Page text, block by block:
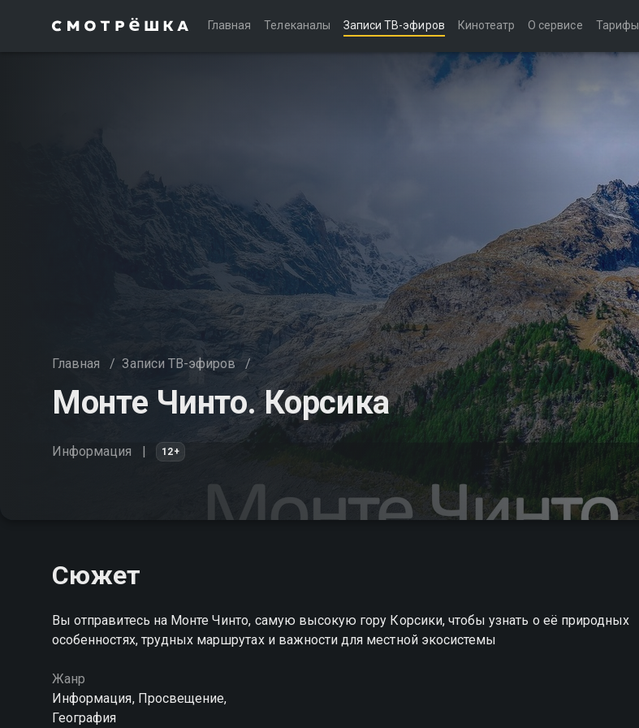
Главная Телеканалы Записи ТВ-эфиров Кинотеатр О сервисе Тарифы
Главная / Записи ТВ-эфиров /
Монте Чинто. Корсика
Информация 12+
Сюжет
Вы отправитесь на Монте Чинто, самую высокую гору Корсики, чтобы узнать о её природных
особенностях, трудных маршрутах и важности для местной экосистемы
Жанр
Информация, Просвещение,
География